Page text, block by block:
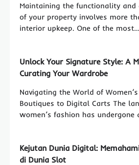
Maintaining the functionality and
of your property involves more
interior upkeep. One of the most…
Unlock Your Signature Style: A
Curating Your Wardrobe
Navigating the World of
Boutiques to Digital Carts The
women’s fashion has undergone
Kejutan Dunia Digital:
di Dunia Slot